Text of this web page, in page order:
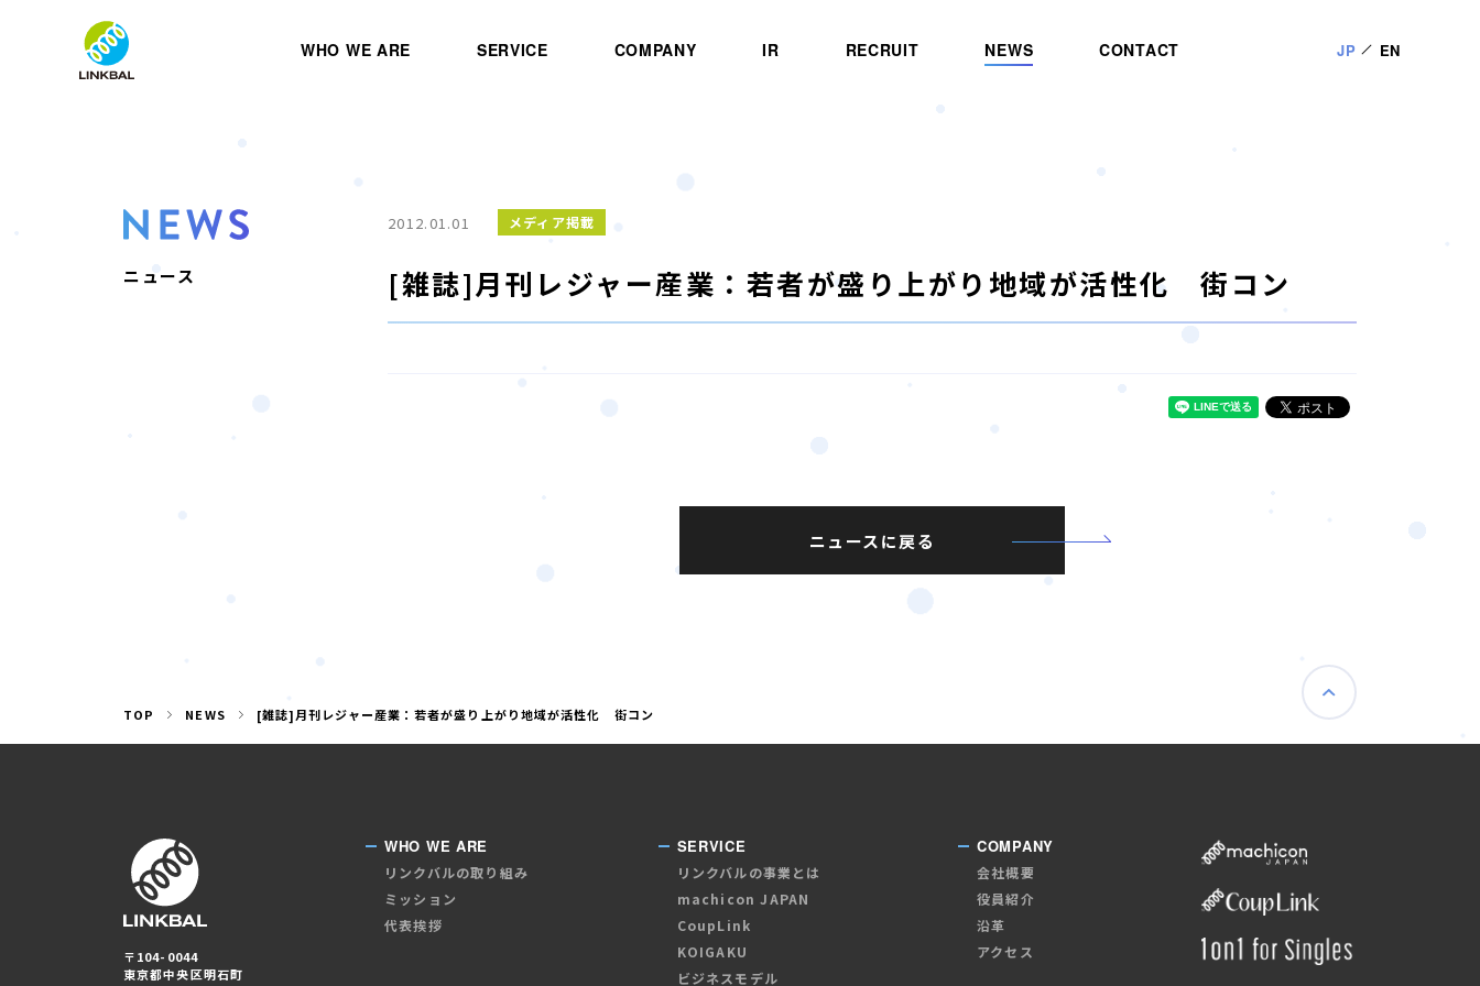
WHO WE ARE SERVICE COMPANY IR RECRUIT NEWS CONTACT JP EN
ニュース
2012.01.01 メディア掲載
[雑誌]月刊レジャー産業：若者が盛り上がり地域が活性化 街コン
ニュースに戻る
TOP NEWS [雑誌]月刊レジャー産業：若者が盛り上がり地域が活性化 街コン
〒104-0044
東京都中央区明石町
WHO WE ARE
リンクバルの取り組み
ミッション
代表挨拶
SERVICE
リンクバルの事業とは
machicon JAPAN
CoupLink
KOIGAKU
ビジネスモデル
COMPANY
会社概要
役員紹介
沿革
アクセス